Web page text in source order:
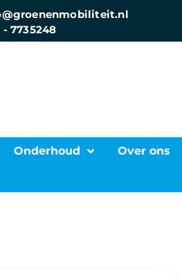
- 7735248
Onderhoud Over ons